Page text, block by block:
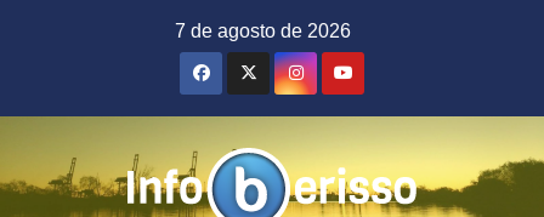
7 de agosto de 2026